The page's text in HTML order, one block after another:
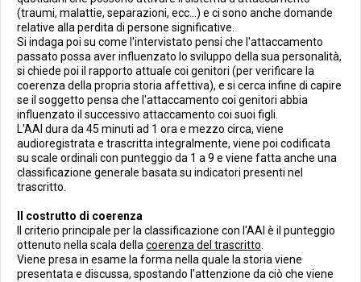
(traumi, malattie, separazioni, ecc...) e ci sono anche domande
relative alla perdita di persone significative.
Si indaga poi su come l'intervistato pensi che l'attaccamento
passato possa aver influenzato lo sviluppo della sua personalità,
si chiede poi il rapporto attuale coi genitori (per verificare la
coerenza della propria storia affettiva), e si cerca infine di capire
se il soggetto pensa che l'attaccamento coi genitori abbia
influenzato il successivo attaccamento coi suoi figli.
L'AAI dura da 45 minuti ad 1 ora e mezzo circa, viene
audioregistrata e trascritta integralmente, viene poi codificata
su scale ordinali con punteggio da 1 a 9 e viene fatta anche una
classificazione generale basata su indicatori presenti nel
trascritto.
Il costrutto di coerenza
Il criterio principale per la classificazione con l'AAI è il punteggio
ottenuto nella scala della coerenza del trascritto
Viene presa in esame la forma nella quale la storia viene
presentata e discussa, spostando l'attenzione da ciò che viene